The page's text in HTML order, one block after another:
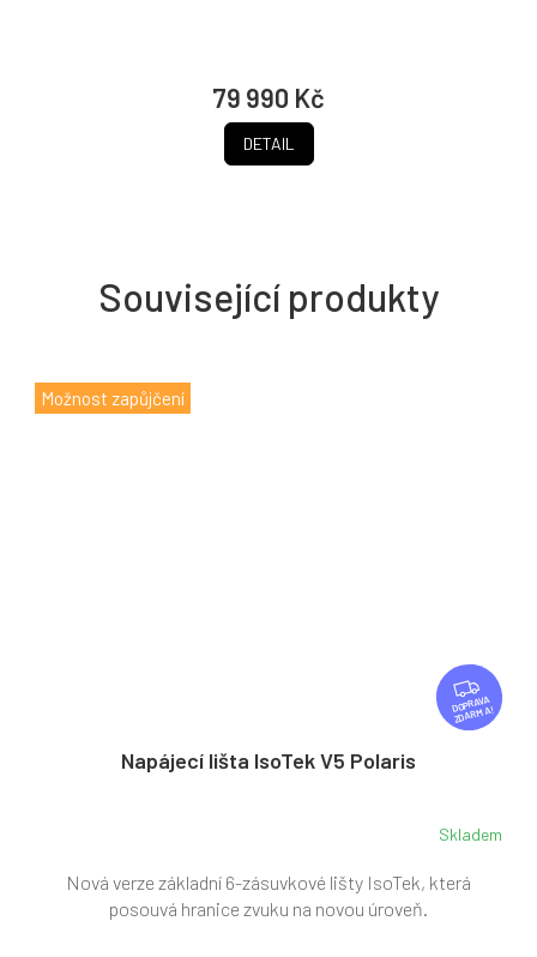
Související produkty
Možnost zapůjčení
Z
D
A
ZDARMA
Napájecí lišta IsoTek V5 Polaris
Skladem
Nová verze základní 6-zásuvkové lišty IsoTek, která
posouvá hranice zvuku na novou úroveň.
79 990 Kč
DETAIL